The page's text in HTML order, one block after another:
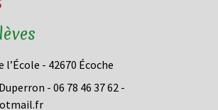
l’École - 42670 Écoche
- 06 78 46 37 62 -